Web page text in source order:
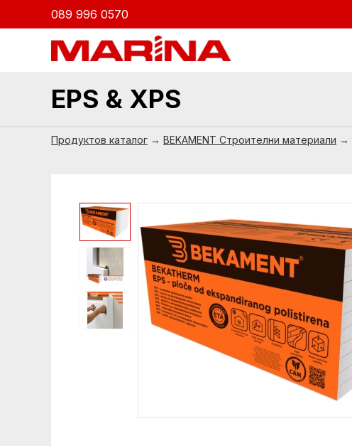
089 996 0570
EPS & XPS
Продуктов каталог → BEKAMENT Строителни материали →